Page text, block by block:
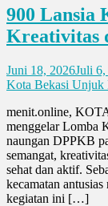
900 Lansia
Kreativitas
Juni 18, 2026Juli
Kota Bekasi Unjuk
menit.online,
menggelar Lomba
naungan DPPKB
semangat,
sehat dan aktif.
kecamatan
kegiatan ini […]